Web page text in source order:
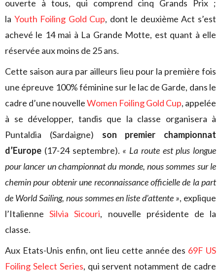
ouverte à tous, qui comprend cinq Grands Prix ;
la Youth Foiling Gold Cup, dont le deuxième Act s’est
achevé le 14 mai à La Grande Motte, est quant à elle
réservée aux moins de 25 ans.
Cette saison aura par ailleurs lieu pour la première fois
une épreuve 100% féminine sur le lac de Garde, dans le
cadre d’une nouvelleWomen Foiling Gold Cup, appelée
à se développer, tandis que la classe organisera à
Puntaldia (Sardaigne) son premier championnat
d’Europe (17-24 septembre). « La route est plus longue
pour lancer un championnat du monde, nous sommes sur le
chemin pour obtenir une reconnaissance officielle de la part
de World Sailing, nous sommes en liste d’attente », explique
l’ItalienneSilvia Sicouri, nouvelle présidente de la
classe.
Aux Etats-Unis enfin, ont lieu cette année des 69F US
Foiling Select Series, qui servent notamment de cadre